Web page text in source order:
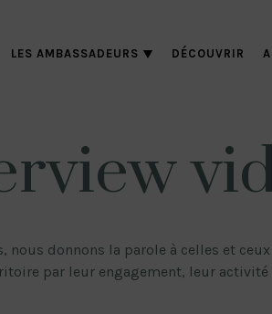
LES AMBASSADEURS DÉCOUVRIR
nous donnons la parole à celles et
par leur engagement, leur